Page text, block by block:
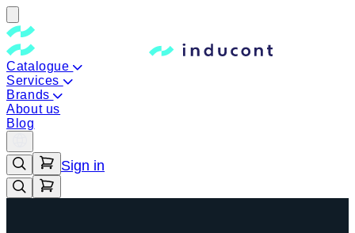
Catalogue
Services
Brands
About us
Blog
Sign in